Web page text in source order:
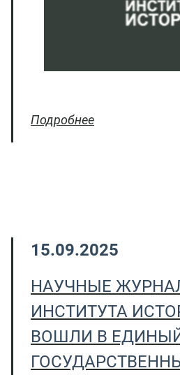
Подробнее
15.09.2025
НАУЧНЫЕ
ИНСТИТУТА
ВОШЛИ В